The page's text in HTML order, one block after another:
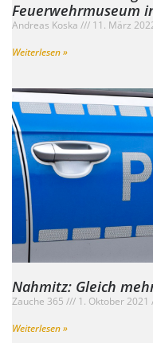
Feuerwehrmuseum
Andreas Koska 11. März
Weiterlesen »
Nahmitz: Gleich
Zauche 365 1. Oktober 2021
Weiterlesen »